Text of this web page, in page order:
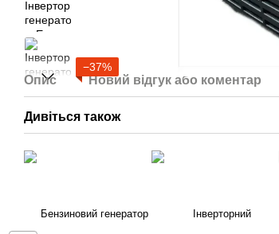
−37%
Опис Новий відгук або коментар
Дивіться також